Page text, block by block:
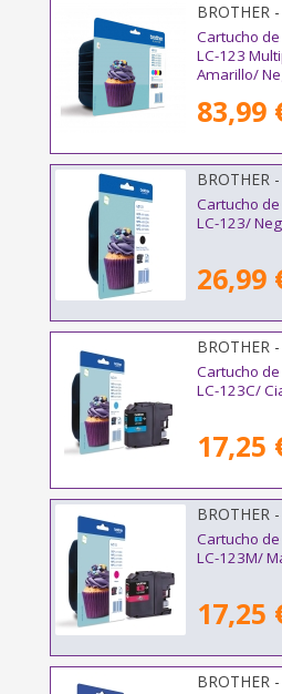
BROTHER
Cartucho
LC-123
Amarillo/
83,99
BROTHER
Cartucho
LC-123/
26,99
BROTHER
Cartucho
LC-123C/
17,25
BROTHER
Cartucho
LC-123M/
17,25
BROTHER